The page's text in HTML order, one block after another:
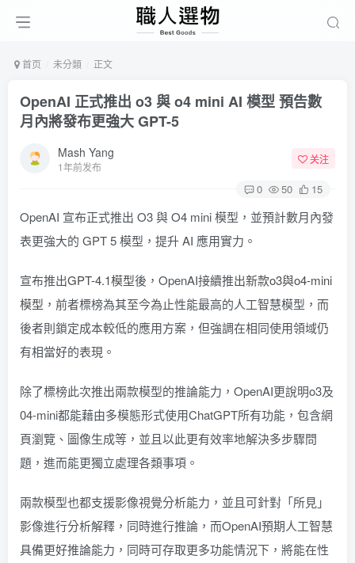
首页 未分類 正文
OpenAI 正式推出 o3 與 o4 mini AI 模型 預告數
月內將發布更強大 GPT-5
Mash Yang
1年前发布
关注
0 50 15
OpenAI 宣布正式推出 O3 與 O4 mini 模型，並預計數月內發
表更強大的 GPT 5 模型，提升 AI 應用實力。
宣布推出GPT-4.1模型後，OpenAI接續推出新款o3與o4-mini
模型 ，前者標榜為其至今為止性能最高的人工智慧模型，而
後者則鎖定成本較低的應用方案，但強調在相同使用領域仍
有相當好的表現。
除了標榜此次推出兩款模型的推論能力，OpenAI更說明o3及
04-mini都能藉由多模態形式使用ChatGPT所有功能，包含網
頁瀏覽、圖像生成等，並且以此更有效率地解決多步驟問
題，進而能更獨立處理各類事項。
兩款模型也都支援影像視覺分析能力，並且可針對「所見」
影像進行分析解釋，同時進行推論，而OpenAI預期人工智慧
具備更好推論能力，同時可存取更多功能情況下，將能在性